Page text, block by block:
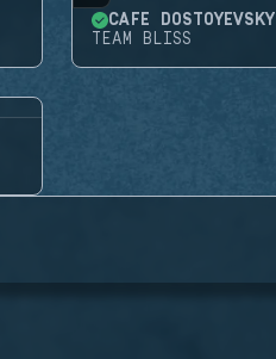
CAFÉ DOSTOYEVSKY
TEAM BLISS